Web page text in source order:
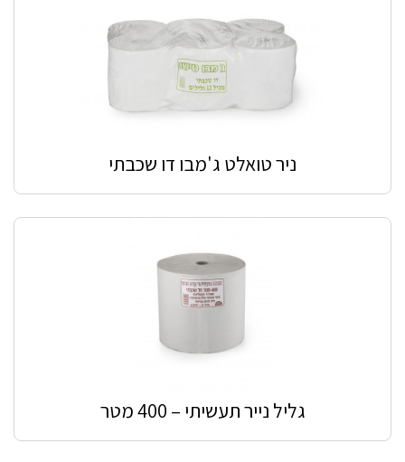
ניר טואלט ג'מבו דו שכבתי
גליל נייר תעשיתי – 400 מטר